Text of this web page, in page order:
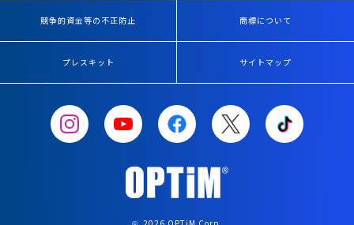
競争的資金等の不正防止 商標について
プレスキット サイトマップ